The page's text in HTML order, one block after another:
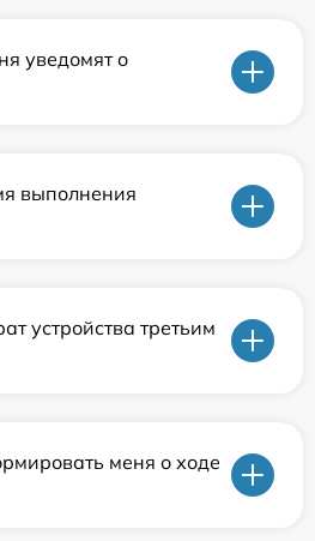
уведомят о
выполнения
устройства третьим
меня о ходе